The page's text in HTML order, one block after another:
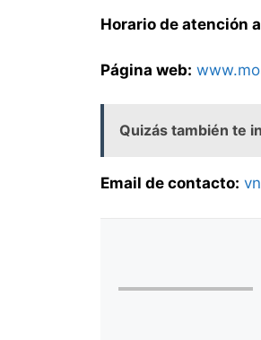
Horario de atención
Página web:
Quizás también te
Email de contacto: